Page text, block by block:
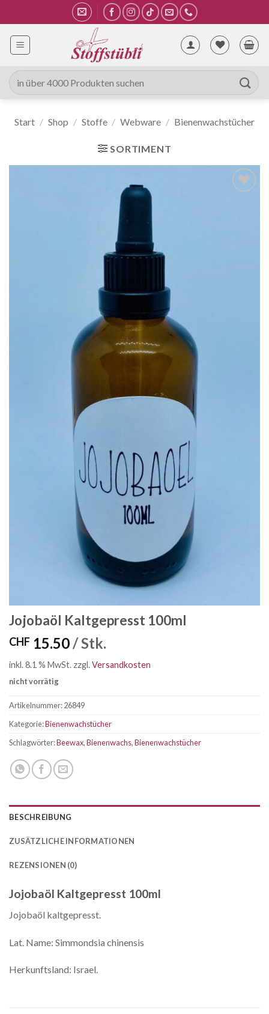
Inhalt
springen
Suche
nach:
Start / Shop / Stoffe / Webware / Bienenwachstücher
SORTIMENT
Jojobaöl Kaltgepresst 100ml
CHF 15.50/ Stk.
inkl. 8.1 % MwSt. zzgl.Versandkosten
nicht vorrätig
Artikelnummer:26849
Kategorie:Bienenwachstücher
Schlagwörter:Beewax,Bienenwachs,Bienenwachstücher
BESCHREIBUNG
ZUSÄTZLICHE INFORMATIONEN
REZENSIONEN (0)
Jojobaöl Kaltgepresst 100ml
Jojobaöl kaltgepresst.
Lat. Name: Simmondsia chinensis
Herkunftsland: Israel.